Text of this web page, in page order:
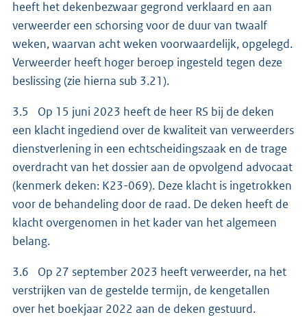
heeft het dekenbezwaar gegrond verklaard en aan
verweerder een schorsing voor de duur van twaalf
weken, waarvan acht weken voorwaardelijk, opgelegd.
Verweerder heeft hoger beroep ingesteld tegen deze
beslissing (zie hierna sub 3.21).
3.5 Op 15 juni 2023 heeft de heer RS bij de deken
een klacht ingediend over de kwaliteit van verweerders
dienstverlening in een echtscheidingszaak en de trage
overdracht van het dossier aan de opvolgend advocaat
(kenmerk deken: K23-069). Deze klacht is ingetrokken
voor de behandeling door de raad. De deken heeft de
klacht overgenomen in het kader van het algemeen
belang.
3.6 Op 27 september 2023 heeft verweerder, na het
verstrijken van de gestelde termijn, de kengetallen
over het boekjaar 2022 aan de deken gestuurd.